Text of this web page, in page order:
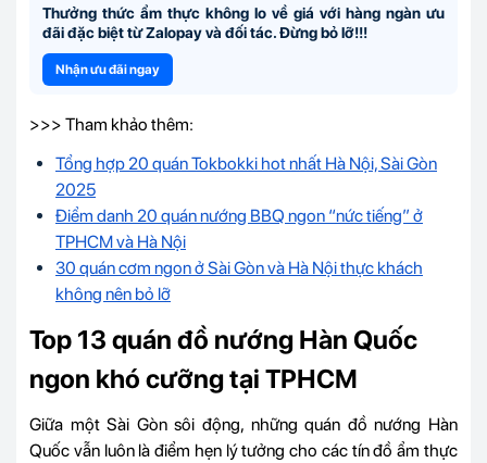
Thưởng thức ẩm thực không lo về giá với hàng ngàn ưu
đãi đặc biệt từ Zalopay và đối tác. Đừng bỏ lỡ!!!
Nhận ưu đãi ngay
>>> Tham khảo thêm:
Tổng hợp 20 quán Tokbokki hot nhất Hà Nội, Sài Gòn
2025
Điểm danh 20 quán nướng BBQ ngon “nức tiếng” ở
TPHCM và Hà Nội
30 quán cơm ngon ở Sài Gòn và Hà Nội thực khách
không nên bỏ lỡ
Top 13 quán đồ nướng Hàn Quốc
ngon khó cưỡng tại TPHCM
Giữa một Sài Gòn sôi động, những quán đồ nướng Hàn
Quốc vẫn luôn là điểm hẹn lý tưởng cho các tín đồ ẩm thực